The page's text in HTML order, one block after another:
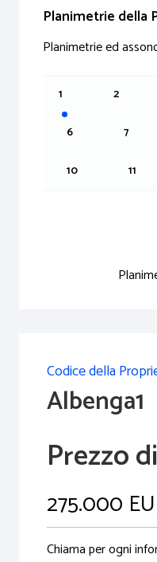
Planimetrie della
Planimetrie ed
1 2
6 7
10 11
Codice della
Albenga1
Prezzo
275.000
Chiama per ogni